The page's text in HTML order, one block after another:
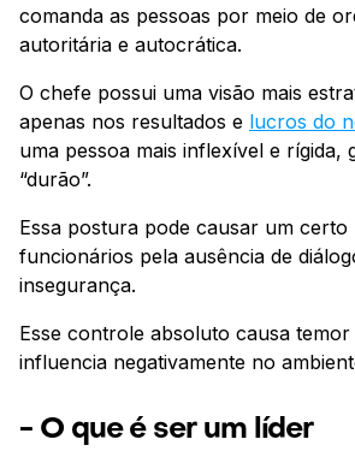
comanda as pessoas por meio de
autoritária e autocrática.
O chefe possui uma visão mais
apenas nos resultados e lucros do
uma pessoa mais inflexível e rígida,
“durão”.
Essa postura pode causar um certo
funcionários pela ausência de
insegurança.
Esse controle absoluto causa
influencia negativamente no
- O que é ser um líder